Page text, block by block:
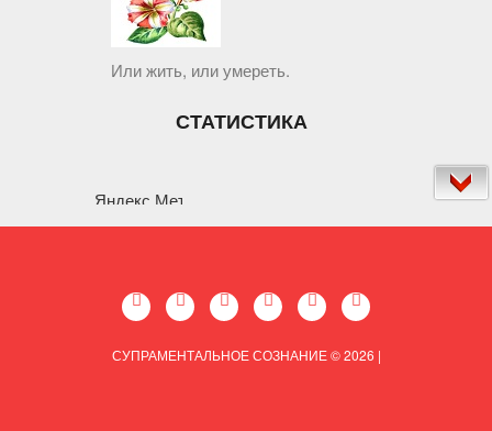
Или жить, или умереть.
СТАТИСТИКА
СУПРАМЕНТАЛЬНОЕ СОЗНАНИЕ © 2026 |